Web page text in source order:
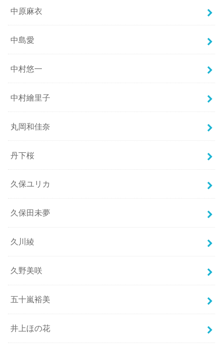
中原麻衣
中島愛
中村悠一
中村繪里子
丸岡和佳奈
丹下桜
久保ユリカ
久保田未夢
久川綾
久野美咲
五十嵐裕美
井上ほの花